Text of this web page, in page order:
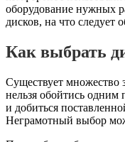
оборудование нужных
дисков, на что следует
Как выбрать
Существует множество
нельзя обойтись
и добиться
Неграмотный выбор